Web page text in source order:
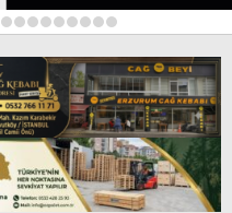
121314151617181920